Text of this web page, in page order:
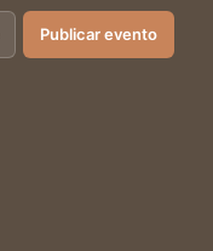
Publicar evento